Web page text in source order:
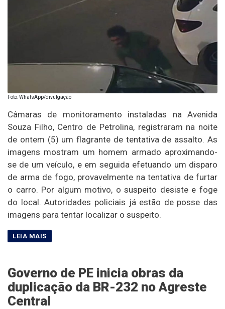
Foto: WhatsApp/divulgação
Câmaras de monitoramento instaladas na Avenida
Souza Filho, Centro de Petrolina, registraram na noite
de ontem (5) um flagrante de tentativa de assalto. As
imagens mostram um homem armado aproximando-
se de um veículo, e em seguida efetuando um disparo
de arma de fogo, provavelmente na tentativa de furtar
o carro. Por algum motivo, o suspeito desiste e foge
do local. Autoridades policiais já estão de posse das
imagens para tentar localizar o suspeito.
Governo de PE inicia obras da
duplicação da BR-232 no Agreste
Central